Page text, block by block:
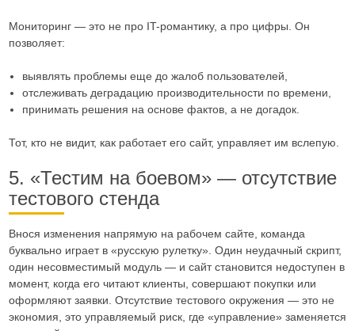
Мониторинг — это не про IT-романтику, а про цифры. Он
позволяет:
выявлять проблемы еще до жалоб пользователей,
отслеживать деградацию производительности по времени,
принимать решения на основе фактов, а не догадок.
Тот, кто не видит, как работает его сайт, управляет им вслепую.
5. «Тестим на боевом» — отсутствие
тестового стенда
Внося изменения напрямую на рабочем сайте, команда
буквально играет в «русскую рулетку». Один неудачный скрипт,
один несовместимый модуль — и сайт становится недоступен в
момент, когда его читают клиенты, совершают покупки или
оформляют заявки. Отсутствие тестового окружения — это не
экономия, это управляемый риск, где «управление» заменяется